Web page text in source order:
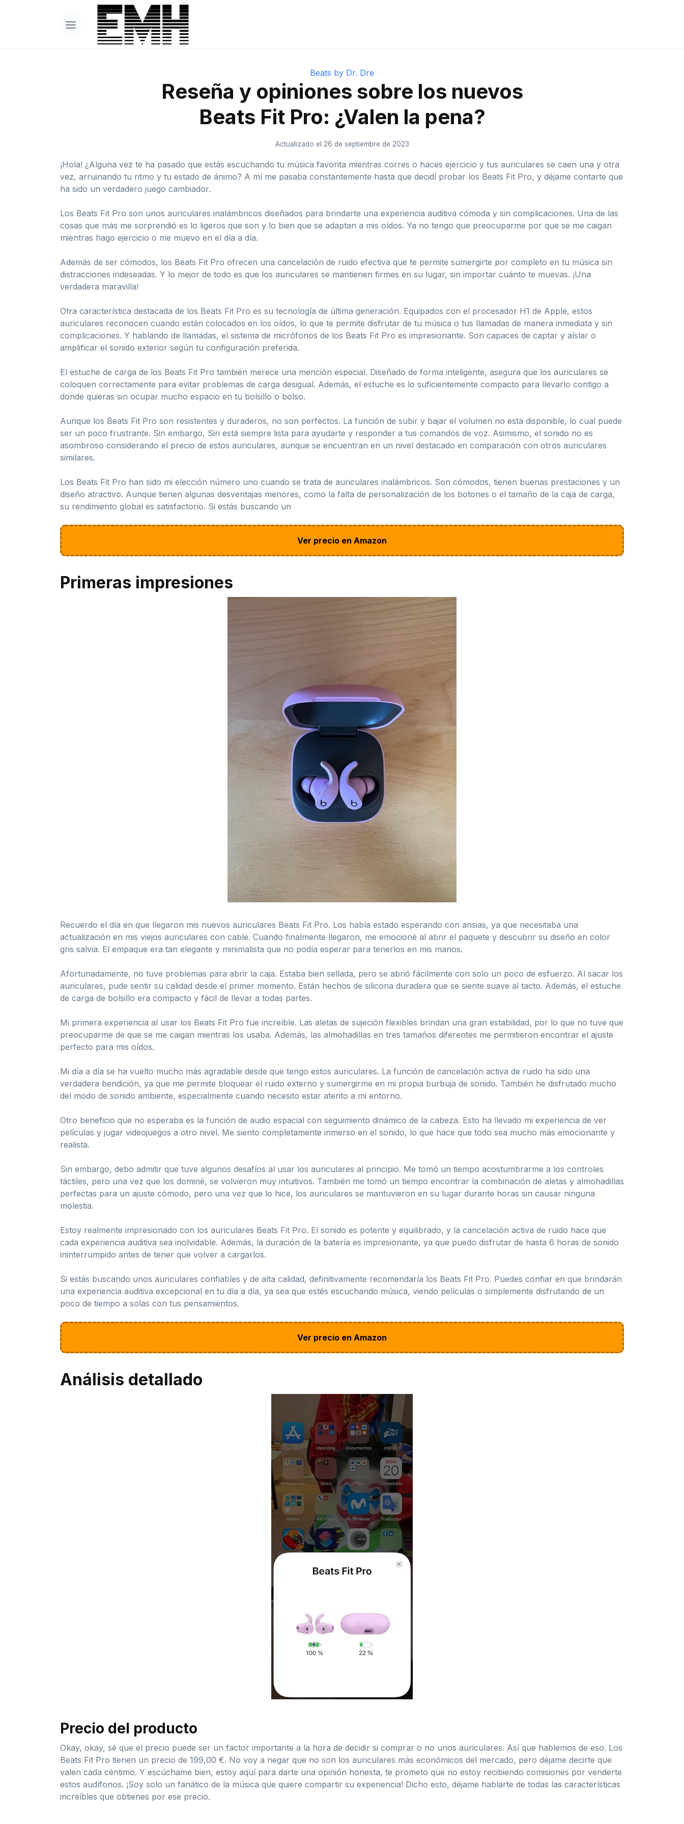
Beats by Dr. Dre
Reseña y opiniones sobre los nuevos
Beats Fit Pro: ¿Valen la pena?
Actualizado el 26 de septiembre de 2023
¡Hola! ¿Alguna vez te ha pasado que estás escuchando tu música favorita mientras corres o haces ejercicio y tus auriculares se caen una y otra
vez, arruinando tu ritmo y tu estado de ánimo? A mí me pasaba constantemente hasta que decidí probar los Beats Fit Pro, y déjame contarte que
ha sido un verdadero juego cambiador.
Los Beats Fit Pro son unos auriculares inalámbricos diseñados para brindarte una experiencia auditiva cómoda y sin complicaciones. Una de las
cosas que más me sorprendió es lo ligeros que son y lo bien que se adaptan a mis oídos. Ya no tengo que preocuparme por que se me caigan
mientras hago ejercicio o me muevo en el día a día.
Además de ser cómodos, los Beats Fit Pro ofrecen una cancelación de ruido efectiva que te permite sumergirte por completo en tu música sin
distracciones indeseadas. Y lo mejor de todo es que los auriculares se mantienen firmes en su lugar, sin importar cuánto te muevas. ¡Una
verdadera maravilla!
Otra característica destacada de los Beats Fit Pro es su tecnología de última generación. Equipados con el procesador H1 de Apple, estos
auriculares reconocen cuando están colocados en los oídos, lo que te permite disfrutar de tu música o tus llamadas de manera inmediata y sin
complicaciones. Y hablando de llamadas, el sistema de micrófonos de los Beats Fit Pro es impresionante. Son capaces de captar y aíslar o
amplificar el sonido exterior según tu configuración preferida.
El estuche de carga de los Beats Fit Pro también merece una mención especial. Diseñado de forma inteligente, asegura que los auriculares se
coloquen correctamente para evitar problemas de carga desigual. Además, el estuche es lo suficientemente compacto para llevarlo contigo a
donde quieras sin ocupar mucho espacio en tu bolsillo o bolso.
Aunque los Beats Fit Pro son resistentes y duraderos, no son perfectos. La función de subir y bajar el volumen no está disponible, lo cual puede
ser un poco frustrante. Sin embargo, Siri está siempre lista para ayudarte y responder a tus comandos de voz. Asimismo, el sonido no es
asombroso considerando el precio de estos auriculares, aunque se encuentran en un nivel destacado en comparación con otros auriculares
similares.
Los Beats Fit Pro han sido mi elección número uno cuando se trata de auriculares inalámbricos. Son cómodos, tienen buenas prestaciones y un
diseño atractivo. Aunque tienen algunas desventajas menores, como la falta de personalización de los botones o el tamaño de la caja de carga,
su rendimiento global es satisfactorio. Si estás buscando un
Ver precio en Amazon
Primeras impresiones
Recuerdo el día en que llegaron mis nuevos auriculares Beats Fit Pro. Los había estado esperando con ansias, ya que necesitaba una
actualización en mis viejos auriculares con cable. Cuando finalmente llegaron, me emocioné al abrir el paquete y descubrir su diseño en color
gris salvia. El empaque era tan elegante y minimalista que no podía esperar para tenerlos en mis manos.
Afortunadamente, no tuve problemas para abrir la caja. Estaba bien sellada, pero se abrió fácilmente con solo un poco de esfuerzo. Al sacar los
auriculares, pude sentir su calidad desde el primer momento. Están hechos de silicona duradera que se siente suave al tacto. Además, el estuche
de carga de bolsillo era compacto y fácil de llevar a todas partes.
Mi primera experiencia al usar los Beats Fit Pro fue increíble. Las aletas de sujeción flexibles brindan una gran estabilidad, por lo que no tuve que
preocuparme de que se me caigan mientras los usaba. Además, las almohadillas en tres tamaños diferentes me permitieron encontrar el ajuste
perfecto para mis oídos.
Mi día a día se ha vuelto mucho más agradable desde que tengo estos auriculares. La función de cancelación activa de ruido ha sido una
verdadera bendición, ya que me permite bloquear el ruido externo y sumergirme en mi propia burbuja de sonido. También he disfrutado mucho
del modo de sonido ambiente, especialmente cuando necesito estar atento a mi entorno.
Otro beneficio que no esperaba es la función de audio espacial con seguimiento dinámico de la cabeza. Esto ha llevado mi experiencia de ver
películas y jugar videojuegos a otro nivel. Me siento completamente inmerso en el sonido, lo que hace que todo sea mucho más emocionante y
realista.
Sin embargo, debo admitir que tuve algunos desafíos al usar los auriculares al principio. Me tomó un tiempo acostumbrarme a los controles
táctiles, pero una vez que los dominé, se volvieron muy intuitivos. También me tomó un tiempo encontrar la combinación de aletas y almohadillas
perfectas para un ajuste cómodo, pero una vez que lo hice, los auriculares se mantuvieron en su lugar durante horas sin causar ninguna
molestia.
Estoy realmente impresionado con los auriculares Beats Fit Pro. El sonido es potente y equilibrado, y la cancelación activa de ruido hace que
cada experiencia auditiva sea inolvidable. Además, la duración de la batería es impresionante, ya que puedo disfrutar de hasta 6 horas de sonido
ininterrumpido antes de tener que volver a cargarlos.
Si estás buscando unos auriculares confiables y de alta calidad, definitivamente recomendaría los Beats Fit Pro. Puedes confiar en que brindarán
una experiencia auditiva excepcional en tu día a día, ya sea que estés escuchando música, viendo películas o simplemente disfrutando de un
poco de tiempo a solas con tus pensamientos.
Ver precio en Amazon
Análisis detallado
Precio del producto
Okay, okay, sé que el precio puede ser un factor importante a la hora de decidir si comprar o no unos auriculares. Así que hablemos de eso. Los
Beats Fit Pro tienen un precio de 199,00 €. No voy a negar que no son los auriculares más económicos del mercado, pero déjame decirte que
valen cada céntimo. Y escúchame bien, estoy aquí para darte una opinión honesta, te prometo que no estoy recibiendo comisiones por venderte
estos audífonos. ¡Soy solo un fanático de la música que quiere compartir su experiencia! Dicho esto, déjame hablarte de todas las características
increíbles que obtienes por ese precio.